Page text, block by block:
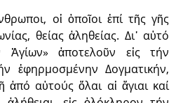
οἱ ὁποῖοι ἐπί τῆς γῆς
θείας ἀληθείας. Δι᾽ αὐτό
Ἁγίων» ἀποτελοῦν εἰς τήν
ἐφηρμοσμένην Δογματικήν,
ἀπό αὐτούς ὅλαι αἱ ἅγιαι καί